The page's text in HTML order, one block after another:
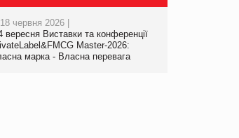
Людмила
компанії на
18 червня 2026 |
вересня Виставки та конференції
Master-2026:
марка - Власна перевага